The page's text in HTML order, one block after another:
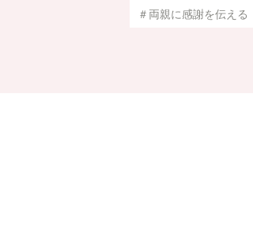
＃両親に感謝を伝える